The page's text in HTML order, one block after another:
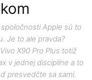
Apple sú to
Je to ale pravda?
X90 Pro Plus totiž
v jednej disciplíne a to
presvedčte sa sami.